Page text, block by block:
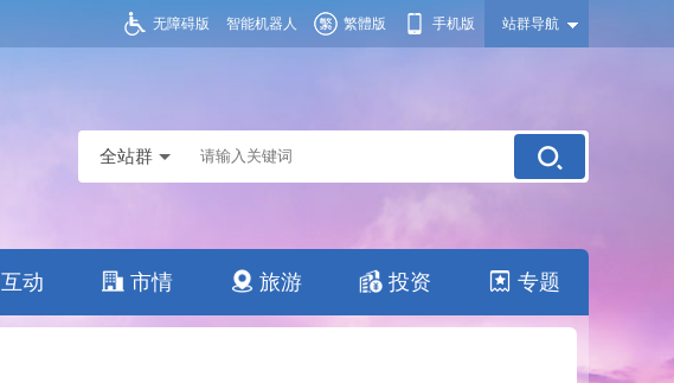
站群导航
无障碍版 智能机器人 繁體版 手机版
互动 市情 旅游 投资 专题
全站群